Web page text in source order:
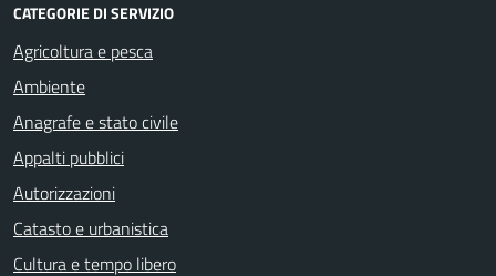
CATEGORIE DI SERVIZIO
Agricoltura e pesca
Ambiente
Anagrafe e stato civile
Appalti pubblici
Autorizzazioni
Catasto e urbanistica
Cultura e tempo libero